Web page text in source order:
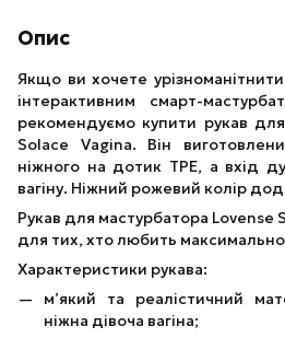
Опис
Якщо ви хочете урізноманітнити
інтерактивним смарт-
рекомендуємо купити рукав
Solace Vagina. Він
ніжного на дотик TPE, а вхід
вагіну. Ніжний рожевий колір
Рукав для мастурбатора Lovense
для тих, хто любить максимально
Характеристики рукава:
м’який та реалістичний
ніжна дівоча вагіна;